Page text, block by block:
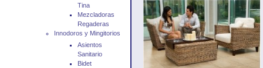
Tina
Mezcladoras
Regaderas
Innodoros y Mingitorios
Asientos
Sanitario
Bidet